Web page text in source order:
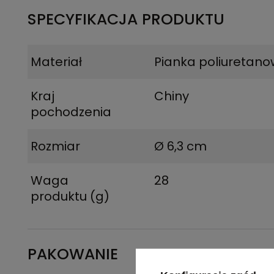
SPECYFIKACJA PRODUKTU
Materiał
Pianka
Kraj
pochodzenia
Chiny
Rozmiar
Ø 6,3 cm
Waga
produktu (g)
28
PAKOWANIE